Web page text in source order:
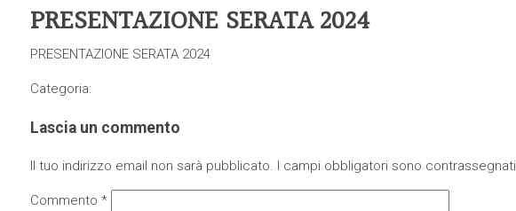
PRESENTAZIONE SERATA 2024
PRESENTAZIONE SERATA 2024
Categoria:
Lascia un commento
Il tuo indirizzo email non sarà pubblicato. I campi obbligatori sono contrassegnati
Commento *